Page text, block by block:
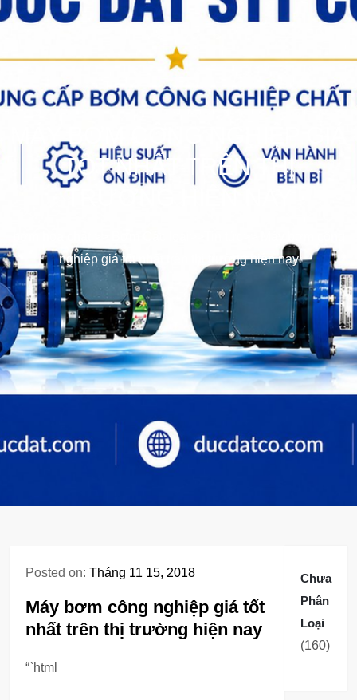
MÁY BƠM CÔNG NGHIỆP GIÁ
TỐT NHẤT TRÊN THỊ
TRƯỜNG HIỆN NAY
nghiệp giá tốt nhất trên thị trường hiện nay
Posted on: Tháng 11 15, 2018
Máy bơm công nghiệp giá tốt
nhất trên thị trường hiện nay
“`html
Chưa
Phân
Loại
160160